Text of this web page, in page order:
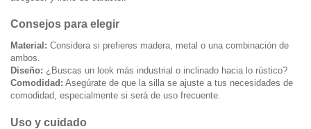
Consejos para elegir
Material: Considera si prefieres madera, metal o una combinación de
ambos.
Diseño: ¿Buscas un look más industrial o inclinado hacia lo rústico?
Comodidad: Asegúrate de que la silla se ajuste a tus necesidades de
comodidad, especialmente si será de uso frecuente.
Uso y cuidado